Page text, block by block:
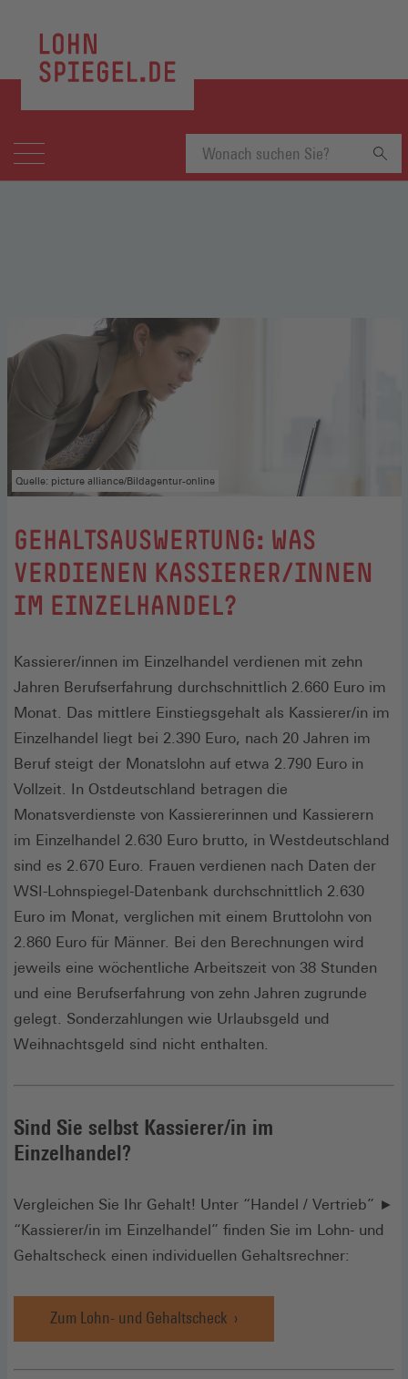
Suchbegriff
Quelle: picture alliance/Bildagentur-online
GEHALTSAUSWERTUNG: WAS
VERDIENEN KASSIERER/INNEN
IM EINZELHANDEL?
Kassierer/innen im Einzelhandel verdienen mit zehn
Jahren Berufserfahrung durchschnittlich 2.660 Euro im
Monat. Das mittlere Einstiegsgehalt als Kassierer/in im
Einzelhandel liegt bei 2.390 Euro, nach 20 Jahren im
Beruf steigt der Monatslohn auf etwa 2.790 Euro in
Vollzeit. In Ostdeutschland betragen die
Monatsverdienste von Kassiererinnen und Kassierern
im Einzelhandel 2.630 Euro brutto, in Westdeutschland
sind es 2.670 Euro. Frauen verdienen nach Daten der
WSI-Lohnspiegel-Datenbank durchschnittlich 2.630
Euro im Monat, verglichen mit einem Bruttolohn von
2.860 Euro für Männer. Bei den Berechnungen wird
jeweils eine wöchentliche Arbeitszeit von 38 Stunden
und eine Berufserfahrung von zehn Jahren zugrunde
gelegt. Sonderzahlungen wie Urlaubsgeld und
Weihnachtsgeld sind nicht enthalten.
Sind Sie selbst Kassierer/in im
Einzelhandel?
Vergleichen Sie Ihr Gehalt! Unter “Handel / Vertrieb” ►
“Kassierer/in im Einzelhandel” finden Sie im Lohn- und
Gehaltscheck einen individuellen Gehaltsrechner:
Zum Lohn- und Gehaltscheck